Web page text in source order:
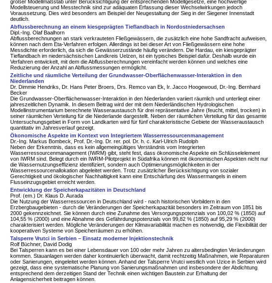
großer Modellmaßstab unter Berücksichtigung der entsprechenden Modellgesetze, eine hochwertige
Modellsteuerung und Messtechnik sind zur adäquaten Erfassung dieser Wechselwirkungen jedoch
Voraussetzung. Dies wird besonders am Beispiel der Neugestaltung der Sieg in der Siegener Innenstadt
deutlich.
Abflussberechnung an einem kiesgeprägten Tieflandbach in Nordostniedersachsen
Dipl.-Ing. Olaf Baalhorn
Abflussberechnungen an stark verkrauteten Fließgewässern, die zusätzlich eine hohe Sandfracht aufweisen,
können nach dem Eta-Verfahren erfolgen. Allerdings ist bei dieser Art von Fließgewässern eine hohe
Messdichte erforderlich, da sich die Gewässerzustände häufig verändern. Die Hardau, ein kiesgeprägter
Tieflandbach im niedersächsischen Landkreis Uelzen, ist ein typisches Beispiel dafür. Deshalb wurde ein
Verfahren entwickelt, mit dem die Abflussberechnungen vereinfacht werden können und welches eine
Reduzierung der Anzahl an Abflussmessungen ermöglicht.
Zeitliche und räumliche Verteilung der Grundwasser-Oberflächenwasser-Interaktion in den
Niederlanden
Dr. Dimmie Hendriks, Dr. Hans Peter Broers, Drs. Remco van Ek, Ir. Jacco Hoogewoud, Dr.-Ing. Bernhard
Becker
Die Grundwasser-Oberflächenwasser-Interaktion in den Niederlanden variiert räumlich und unterliegt einer
jahreszeitlichen Dynamik. In diesem Beitrag wird der mit dem Niederländischen Hydrologischen
Modellinstrumentarium berechnete Wasseraustausch für drei repräsentative Jahre (feucht, mittel, trocken) in
seiner räumlichen Verteilung für die Niederlande dargestellt. Neben der räumlichen Verteilung für das gesamte
Untersuchungsgebiet in Form von Landkarten wird für fünf charakteristische Gebiete der Wasseraustausch
quantitativ im Jahresverlauf gezeigt.
Ökonomische Aspekte im Kontext von Integriertem Wasserressourcenmanagement
Dr.-Ing. Markus Bombeck, Prof. Dr.-Ing. Dr. rer. pol. Dr. h. c. Karl-Ulrich Rudolph
Neben der Erkenntnis, dass es kein allgemeingültiges Verständnis vom Integrierten
Wasserressourcenmanagement (IWRM) gibt, steht fest, dass ökonomische Aspekte ein Schlüsselelement
von IWRM sind. Belegt durch ein IWRM-Pilotprojekt in Südafrika können mit ökonomischen Aspekten nicht nur
die Wassernutzungseffizienz identifiziert, sondern auch Optimierungsmöglichkeiten in der
Wasserressourcenallokation abgeleitet werden. Trotz zusätzlicher Berücksichtigung von sozialer
Gerechtigkeit und ökologischer Nachhaltigkeit kann eine Entschärfung des Wassermangels in einem
Flusseinzugsgebiet erreicht werden.
Entwicklung der Speicherkapazitäten in Deutschland
Prof. (em.) Dr. Klaus D. Aurada
Die Nutzung der Wasserressourcen in Deutschland wird - nach historischen Vorbildern in den
Erzbergbaugebieten - durch die Veränderungen der Speicherkapazität besonders im Zeitraum von 1851 bis
2000 gekennzeichnet. Sie können durch eine Zunahme des Versorgungspotenzials von 100,02 % (1850) auf
104,55 % (2000) und eine Abnahme des Gefährdungspotenzials von 99,82 % (1850) auf 95,29 % (2000)
charakterisiert werden. Mögliche Veränderungen der Klimavariabilität machen es notwendig, die Flexibilität der
kooperativen Systeme von Speicherräumen zu erhöhen.
Talsperre Vrutci in Serbien – Einsatz moderner Injektionstechnik
Rolf Büchner, David Dodig
Bei Talsperren kann es bei einer Lebensdauer von 100 oder mehr Jahren zu altersbedingten Veränderungen
kommen. Stauanlagen werden daher kontinuierlich überwacht, damit rechtzeitig Maßnahmen, wie Reparaturen
oder Sanierungen, eingeleitet werden können. Anhand der Talsperre Vrutci westlich von Uzice in Serbien wird
gezeigt, dass eine systematische Planung von Sanierungsmaßnahmen und insbesondere der Abdichtung
entsprechend dem derzeitigen Stand der Technik einen wichtigen Baustein zur Erhaltung der
Anlagensicherheit beitragen können.